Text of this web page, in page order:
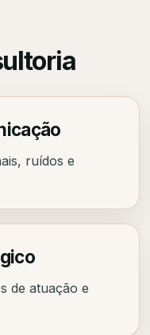
ruídos e
de atuação e